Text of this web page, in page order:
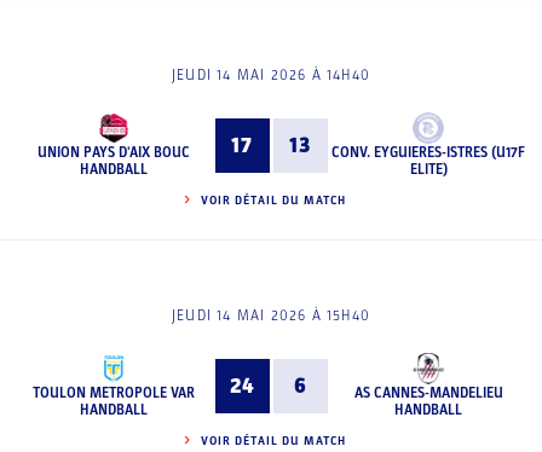
JEUDI 14 MAI 2026 À 14H40
UNION PAYS D'AIX BOUC
HANDBALL
17 13
CONV. EYGUIERES-ISTRES (U17F
ELITE)
VOIR DÉTAIL DU MATCH
JEUDI 14 MAI 2026 À 15H40
TOULON METROPOLE VAR
HANDBALL
24 6
AS CANNES-MANDELIEU
HANDBALL
VOIR DÉTAIL DU MATCH